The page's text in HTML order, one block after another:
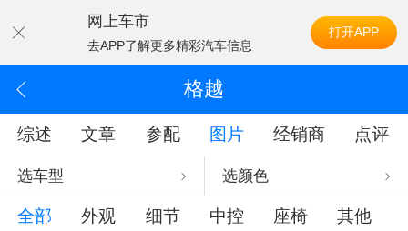
网上车市
去APP了解更多精彩汽车信息
打开APP
格越
综述 文章 参配 图片 经销商 点评
选车型 选颜色
全部 外观 细节 中控 座椅 其他